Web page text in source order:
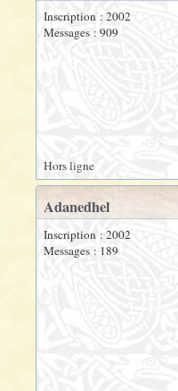
Inscription : 2002
Messages : 909
Hors ligne
Adanedhel
Inscription : 2002
Messages : 189